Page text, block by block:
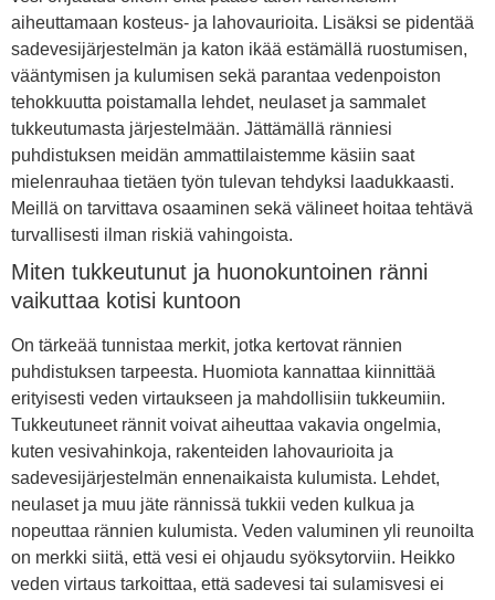
aiheuttamaan kosteus- ja lahovaurioita. Lisäksi se pidentää
sadevesijärjestelmän ja katon ikää estämällä ruostumisen,
vääntymisen ja kulumisen sekä parantaa vedenpoiston
tehokkuutta poistamalla lehdet, neulaset ja sammalet
tukkeutumasta järjestelmään. Jättämällä ränniesi
puhdistuksen meidän ammattilaistemme käsiin saat
mielenrauhaa tietäen työn tulevan tehdyksi laadukkaasti.
Meillä on tarvittava osaaminen sekä välineet hoitaa tehtävä
turvallisesti ilman riskiä vahingoista.
Miten tukkeutunut ja huonokuntoinen ränni
vaikuttaa kotisi kuntoon
On tärkeää tunnistaa merkit, jotka kertovat rännien
puhdistuksen tarpeesta. Huomiota kannattaa kiinnittää
erityisesti veden virtaukseen ja mahdollisiin tukkeumiin.
Tukkeutuneet rännit voivat aiheuttaa vakavia ongelmia,
kuten vesivahinkoja, rakenteiden lahovaurioita ja
sadevesijärjestelmän ennenaikaista kulumista. Lehdet,
neulaset ja muu jäte rännissä tukkii veden kulkua ja
nopeuttaa rännien kulumista. Veden valuminen yli reunoilta
on merkki siitä, että vesi ei ohjaudu syöksytorviin. Heikko
veden virtaus tarkoittaa, että sadevesi tai sulamisvesi ei